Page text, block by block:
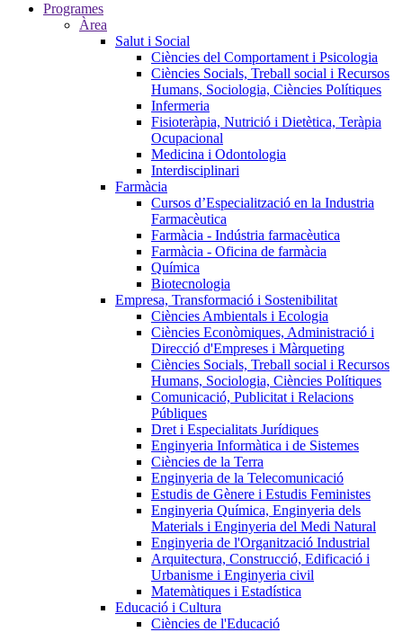
Programes
Àrea
Salut i Social
Ciències del Comportament i Psicologia
Ciències Socials, Treball social i Recursos
Humans, Sociologia, Ciències Polítiques
Infermeria
Fisioteràpia, Nutrició i Dietètica, Teràpia
Ocupacional
Medicina i Odontologia
Interdisciplinari
Farmàcia
Cursos d’Especialització en la Industria
Farmacèutica
Farmàcia - Indústria farmacèutica
Farmàcia - Oficina de farmàcia
Química
Biotecnologia
Empresa, Transformació i Sostenibilitat
Ciències Ambientals i Ecologia
Ciències Econòmiques, Administració i
Direcció d'Empreses i Màrqueting
Ciències Socials, Treball social i Recursos
Humans, Sociologia, Ciències Polítiques
Comunicació, Publicitat i Relacions
Públiques
Dret i Especialitats Jurídiques
Enginyeria Informàtica i de Sistemes
Ciències de la Terra
Enginyeria de la Telecomunicació
Estudis de Gènere i Estudis Feministes
Enginyeria Química, Enginyeria dels
Materials i Enginyeria del Medi Natural
Enginyeria de l'Organització Industrial
Arquitectura, Construcció, Edificació i
Urbanisme i Enginyeria civil
Matemàtiques i Estadística
Educació i Cultura
Ciències de l'Educació